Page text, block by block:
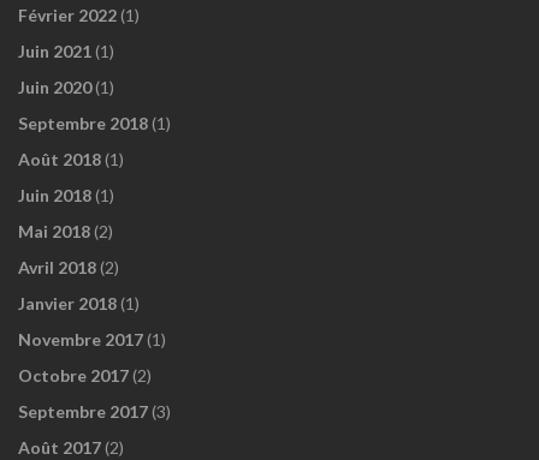
Février 2022 (1)
Juin 2021 (1)
Juin 2020(1)
Septembre 2018 (1)
Août 2018 (1)
Juin 2018 (1)
Mai 2018 (2)
Avril 2018 (2)
Janvier 2018 (1)
Novembre 2017 (1)
Octobre 2017 (2)
Septembre 2017 (3)
Août 2017 (2)